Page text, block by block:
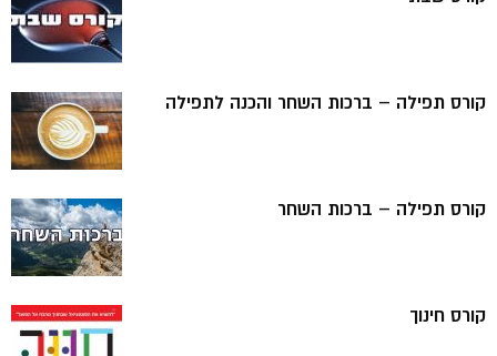
קורס תפילה – ברכות השחר והכנה לתפילה
קורס תפילה – ברכות השחר
קורס חינוך